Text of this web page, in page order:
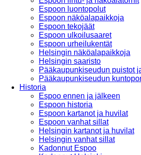
Espoon luontopolut
Espoon näköalapaikkoja
Espoon tekojäät
Espoon ulkoilusaaret
Espoon urheilukentät
Helsingin näköalapaikkoja
Helsingin saaristo
Pääkaupunkiseudun puistot
Pääkaupunkiseudun
Historia
Espoo ennen ja jälkeen
Espoon historia
Espoon kartanot ja huvilat
Espoon vanhat sillat
Helsingin kartanot ja huvilat
Helsingin vanhat sillat
Kadonnut Espoo